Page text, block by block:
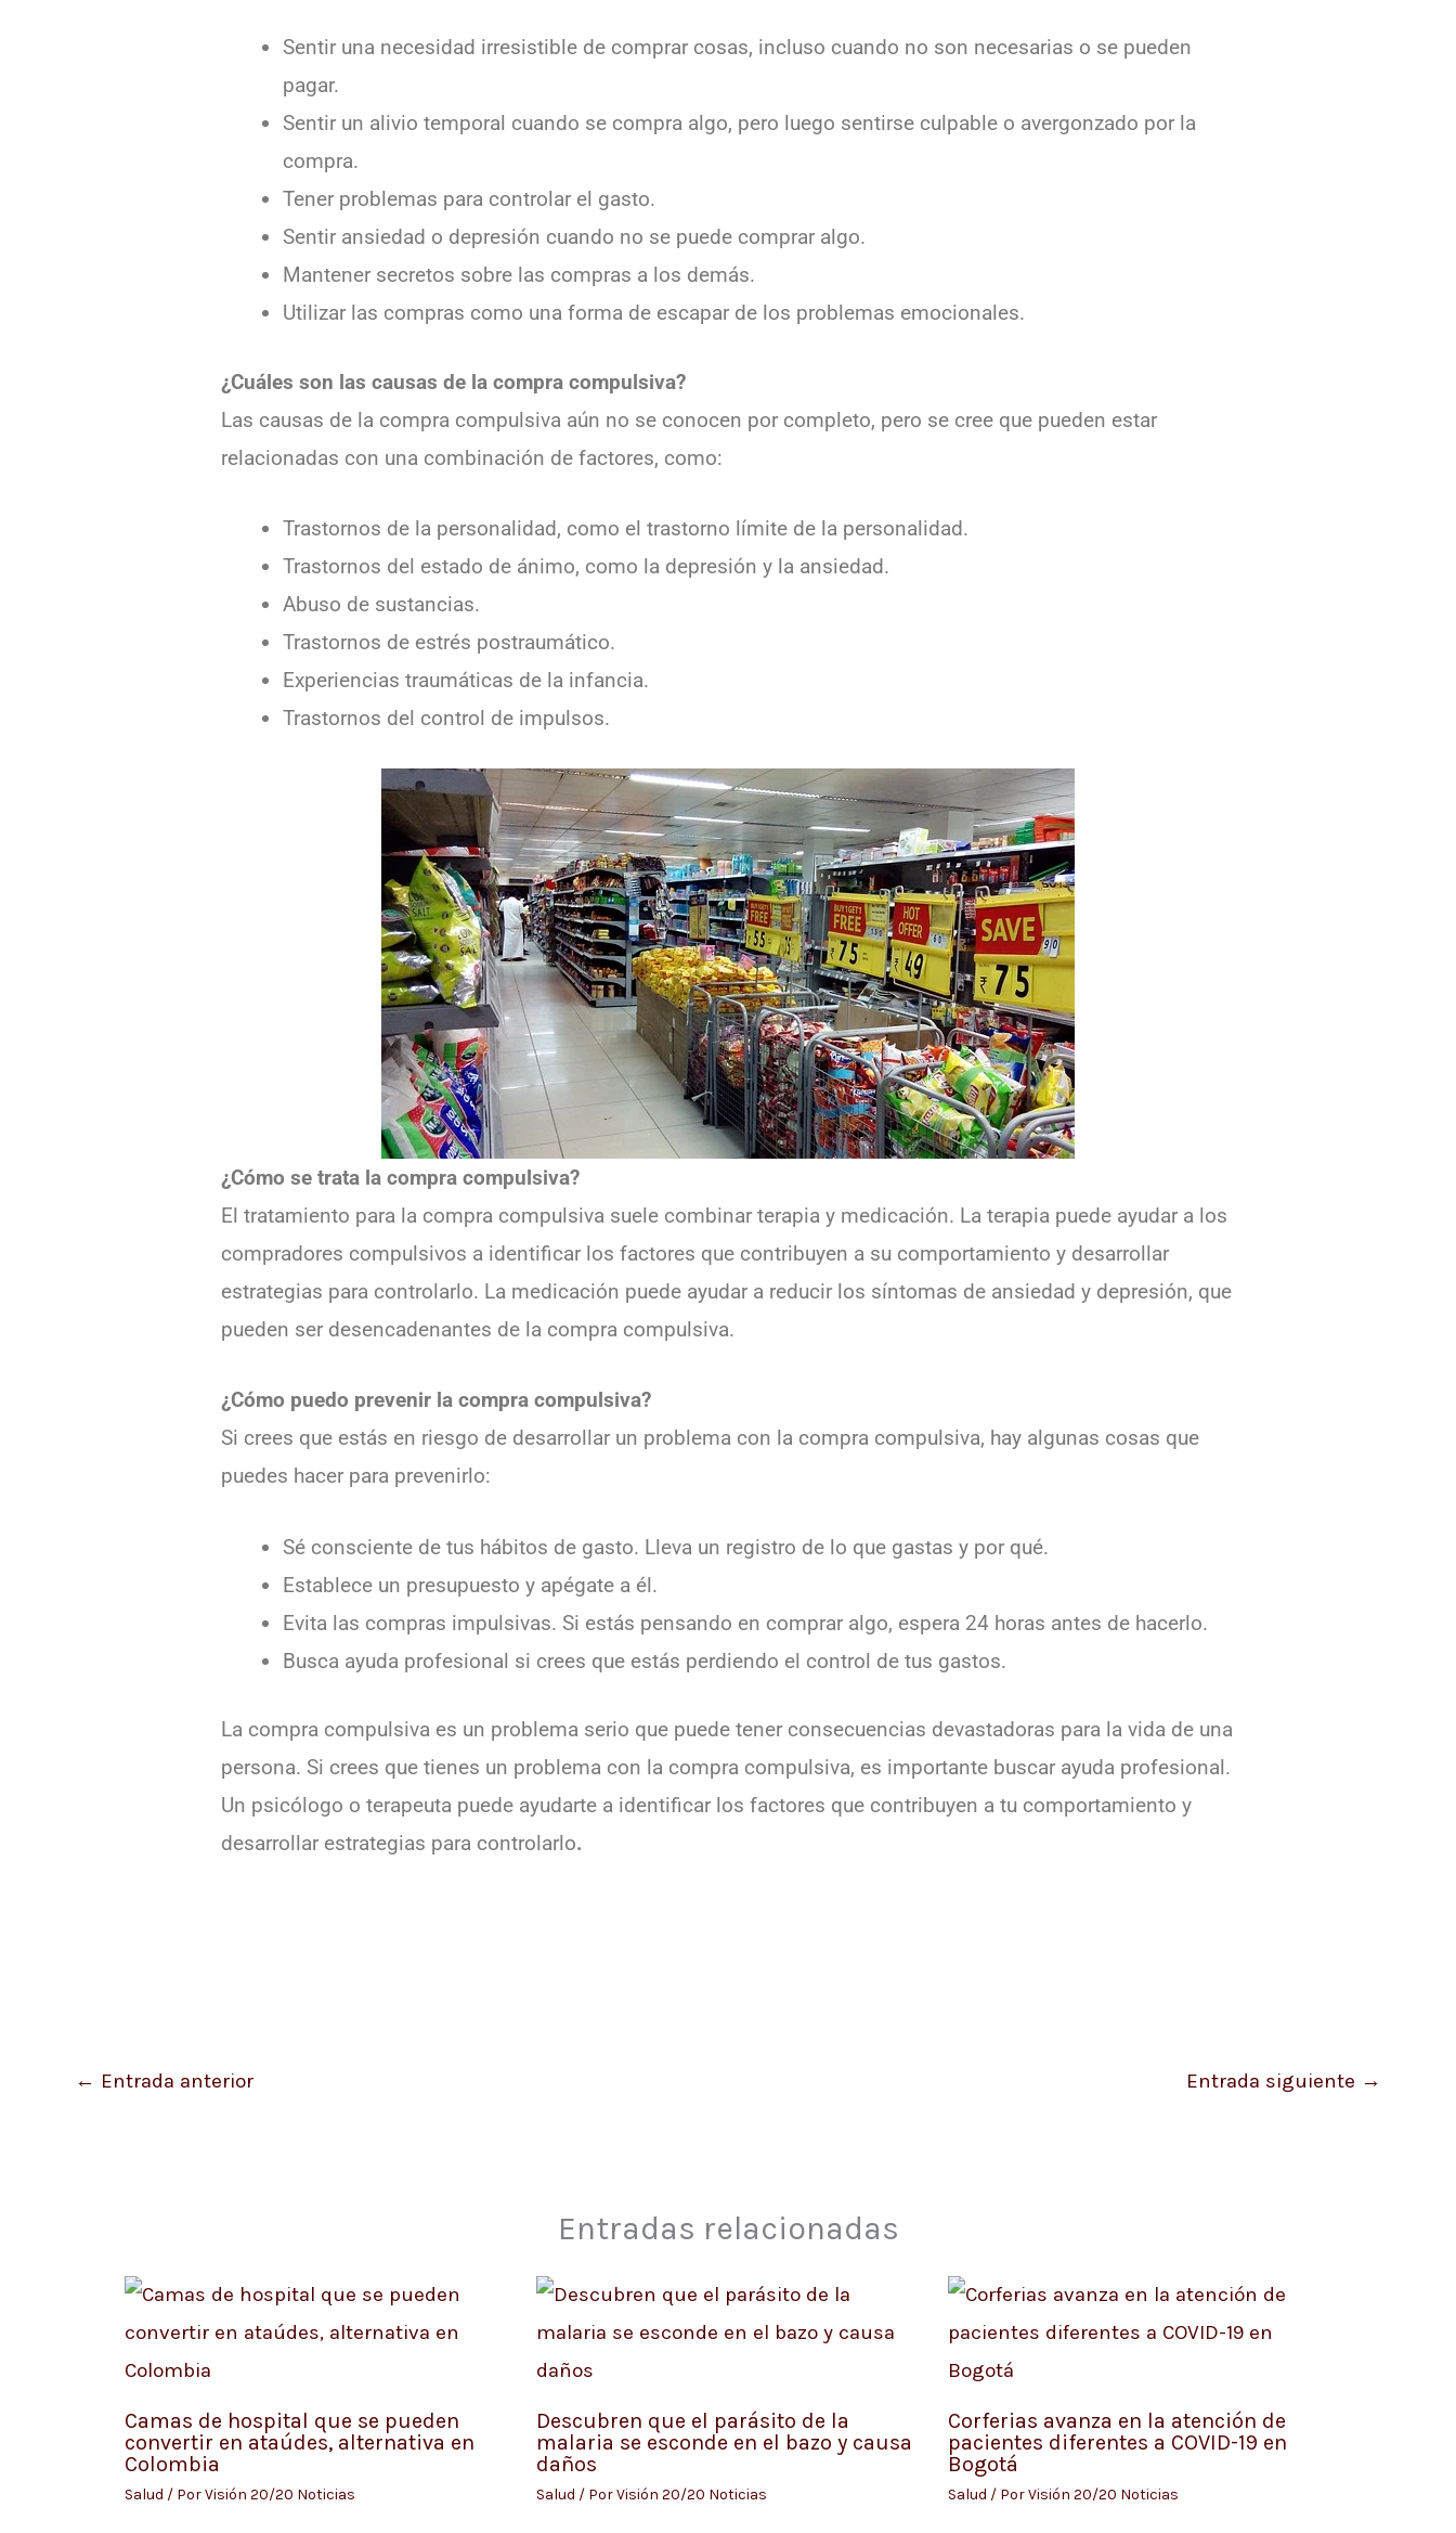
Sentir una necesidad irresistible de comprar cosas, incluso cuando no son necesarias o se pueden
pagar.
Sentir un alivio temporal cuando se compra algo, pero luego sentirse culpable o avergonzado por la
compra.
Tener problemas para controlar el gasto.
Sentir ansiedad o depresión cuando no se puede comprar algo.
Mantener secretos sobre las compras a los demás.
Utilizar las compras como una forma de escapar de los problemas emocionales.
¿Cuáles son las causas de la compra compulsiva?
Las causas de la compra compulsiva aún no se conocen por completo, pero se cree que pueden estar
relacionadas con una combinación de factores, como:
Trastornos de la personalidad, como el trastorno límite de la personalidad.
Trastornos del estado de ánimo, como la depresión y la ansiedad.
Abuso de sustancias.
Trastornos de estrés postraumático.
Experiencias traumáticas de la infancia.
Trastornos del control de impulsos.
¿Cómo se trata la compra compulsiva?
El tratamiento para la compra compulsiva suele combinar terapia y medicación. La terapia puede ayudar a los
compradores compulsivos a identificar los factores que contribuyen a su comportamiento y desarrollar
estrategias para controlarlo. La medicación puede ayudar a reducir los síntomas de ansiedad y depresión, que
pueden ser desencadenantes de la compra compulsiva.
¿Cómo puedo prevenir la compra compulsiva?
Si crees que estás en riesgo de desarrollar un problema con la compra compulsiva, hay algunas cosas que
puedes hacer para prevenirlo:
Sé consciente de tus hábitos de gasto. Lleva un registro de lo que gastas y por qué.
Establece un presupuesto y apégate a él.
Evita las compras impulsivas. Si estás pensando en comprar algo, espera 24 horas antes de hacerlo.
Busca ayuda profesional si crees que estás perdiendo el control de tus gastos.
La compra compulsiva es un problema serio que puede tener consecuencias devastadoras para la vida de una
persona. Si crees que tienes un problema con la compra compulsiva, es importante buscar ayuda profesional.
Un psicólogo o terapeuta puede ayudarte a identificar los factores que contribuyen a tu comportamiento y
desarrollar estrategias para controlarlo.
← Entrada anterior Entrada siguiente →
Entradas relacionadas
Camas de hospital que se pueden
convertir en ataúdes, alternativa en
Colombia
Salud / PorVisión 20/20 Noticias
Descubren que el parásito de la
malaria se esconde en el bazo y causa
daños
Salud / PorVisión 20/20 Noticias
Corferias avanza en la atención de
pacientes diferentes a COVID-19 en
Bogotá
Salud / PorVisión 20/20 Noticias